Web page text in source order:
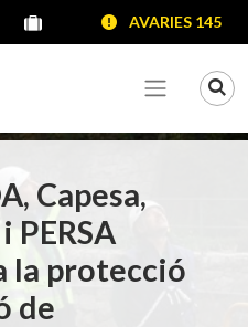
Portal proveïdors
Portal de transparència
AVARIES 145
Veure
Capesa,
PERSA
la protecció
de